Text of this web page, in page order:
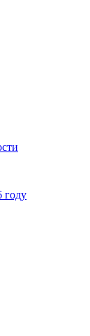
году